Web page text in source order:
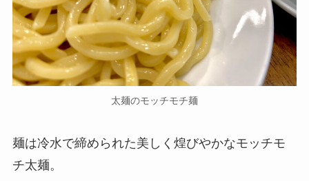
太麺のモッチモチ麺
麺は冷水で締められた美しく煌びやかなモッチモ
チ太麺。